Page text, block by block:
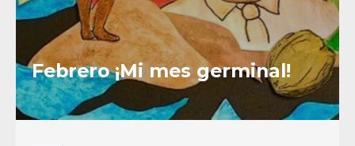
Febrero ¡Mi mes germinal!